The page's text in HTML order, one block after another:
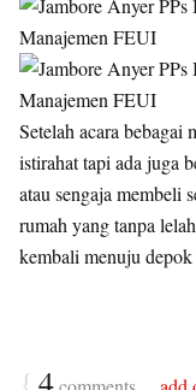
Setelah acara bebagai
istirahat tapi ada juga
atau sengaja membeli
rumah yang tanpa
kembali menuju
{ 4